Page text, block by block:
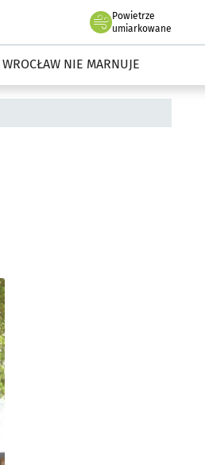
Powietrze
we Wrocławiu
umiarkowane
WROCŁAW NIE MARNUJE